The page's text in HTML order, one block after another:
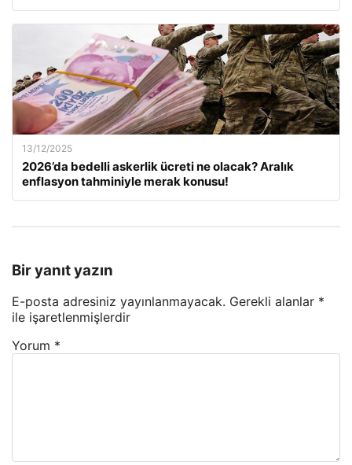
13/12/2025
2026’da bedelli askerlik ücreti ne olacak? Aralık
enflasyon tahminiyle merak konusu!
Bir yanıt yazın
E-posta adresiniz yayınlanmayacak. Gerekli alanlar *
ile işaretlenmişlerdir
Yorum *